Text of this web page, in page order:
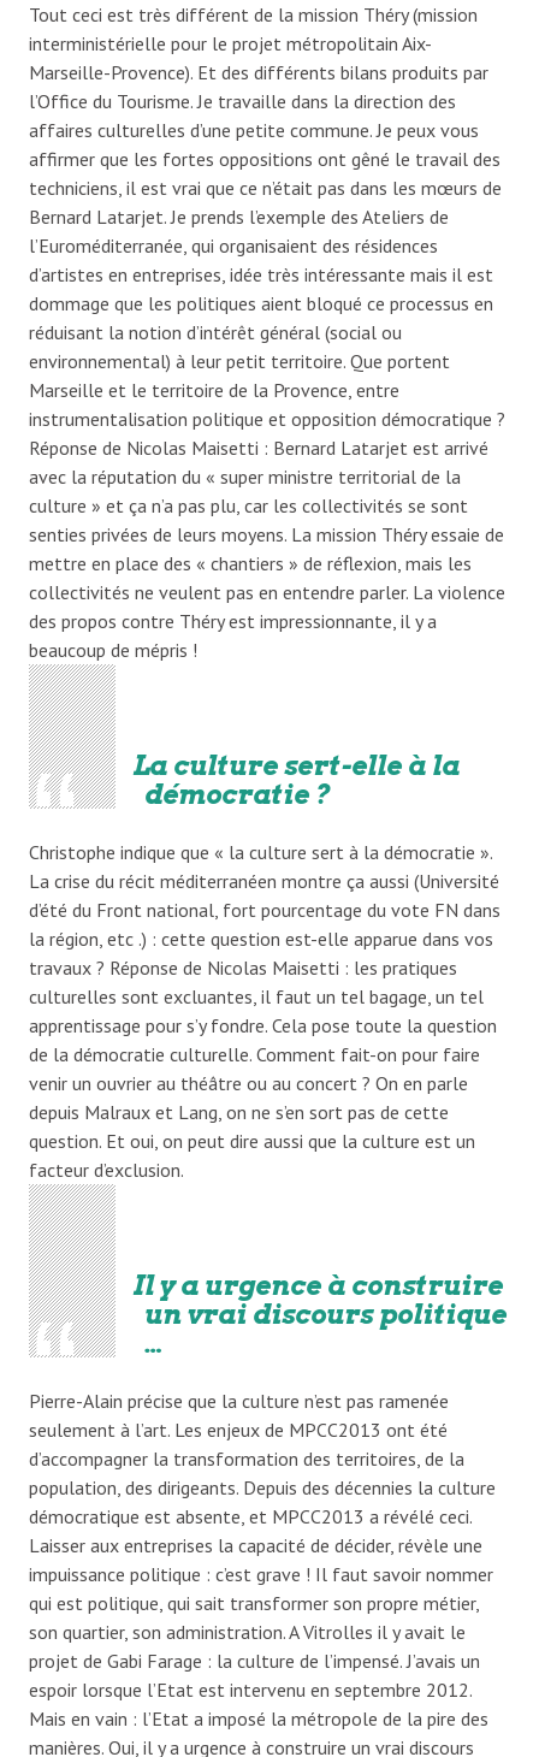
Tout ceci est très différent de la mission Théry (mission
interministérielle pour le projet métropolitain Aix-
Marseille-Provence). Et des différents bilans produits par
l’Office du Tourisme. Je travaille dans la direction des
affaires culturelles d’une petite commune. Je peux vous
affirmer que les fortes oppositions ont gêné le travail des
techniciens, il est vrai que ce n’était pas dans les mœurs de
Bernard Latarjet. Je prends l’exemple des Ateliers de
l’Euroméditerranée, qui organisaient des résidences
d’artistes en entreprises, idée très intéressante mais il est
dommage que les politiques aient bloqué ce processus en
réduisant la notion d’intérêt général (social ou
environnemental) à leur petit territoire. Que portent
Marseille et le territoire de la Provence, entre
instrumentalisation politique et opposition démocratique ?
Réponse de Nicolas Maisetti : Bernard Latarjet est arrivé
avec la réputation du « super ministre territorial de la
culture » et ça n’a pas plu, car les collectivités se sont
senties privées de leurs moyens. La mission Théry essaie de
mettre en place des « chantiers » de réflexion, mais les
collectivités ne veulent pas en entendre parler. La violence
des propos contre Théry est impressionnante, il y a
beaucoup de mépris !
La culture sert-elle à la
démocratie ?
Christophe indique que « la culture sert à la démocratie ».
La crise du récit méditerranéen montre ça aussi (Université
d’été du Front national, fort pourcentage du vote FN dans
la région, etc .) : cette question est-elle apparue dans vos
travaux ? Réponse de Nicolas Maisetti : les pratiques
culturelles sont excluantes, il faut un tel bagage, un tel
apprentissage pour s’y fondre. Cela pose toute la question
de la démocratie culturelle. Comment fait-on pour faire
venir un ouvrier au théâtre ou au concert ? On en parle
depuis Malraux et Lang, on ne s’en sort pas de cette
question. Et oui, on peut dire aussi que la culture est un
facteur d’exclusion.
Il y a urgence à construire
un vrai discours politique
…
Pierre-Alain précise que la culture n’est pas ramenée
seulement à l’art. Les enjeux de MPCC2013 ont été
d’accompagner la transformation des territoires, de la
population, des dirigeants. Depuis des décennies la culture
démocratique est absente, et MPCC2013 a révélé ceci.
Laisser aux entreprises la capacité de décider, révèle une
impuissance politique : c’est grave ! Il faut savoir nommer
qui est politique, qui sait transformer son propre métier,
son quartier, son administration. A Vitrolles il y avait le
projet de Gabi Farage : la culture de l’impensé. J’avais un
espoir lorsque l’Etat est intervenu en septembre 2012.
Mais en vain : l’Etat a imposé la métropole de la pire des
manières. Oui, il y a urgence à construire un vrai discours